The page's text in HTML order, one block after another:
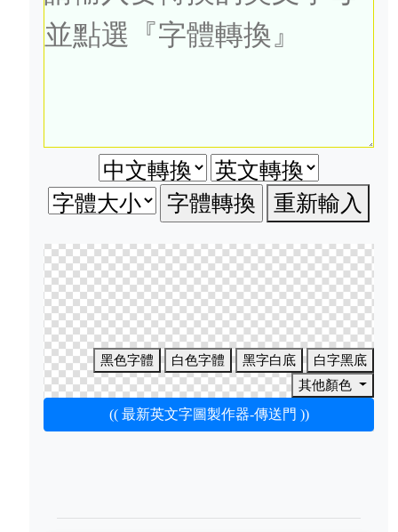
重新輸入
黑色字體 白色字體 黑字白底
白字黑底
其他顏色
(( 最新英文字圖製作器-傳送門 ))